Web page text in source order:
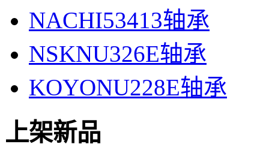
NACHI53413轴承
NSKNU326E轴承
KOYONU228E轴承
上架新品